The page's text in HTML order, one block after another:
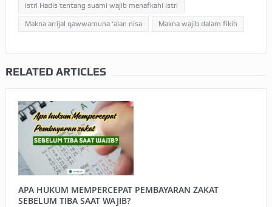
istri Hadis tentang suami wajib menafkahi istri
Makna arrijal qawwamuna ‘alan nisa Makna wajib dalam fikih
RELATED ARTICLES
APA HUKUM MEMPERCEPAT PEMBAYARAN ZAKAT
SEBELUM TIBA SAAT WAJIB?